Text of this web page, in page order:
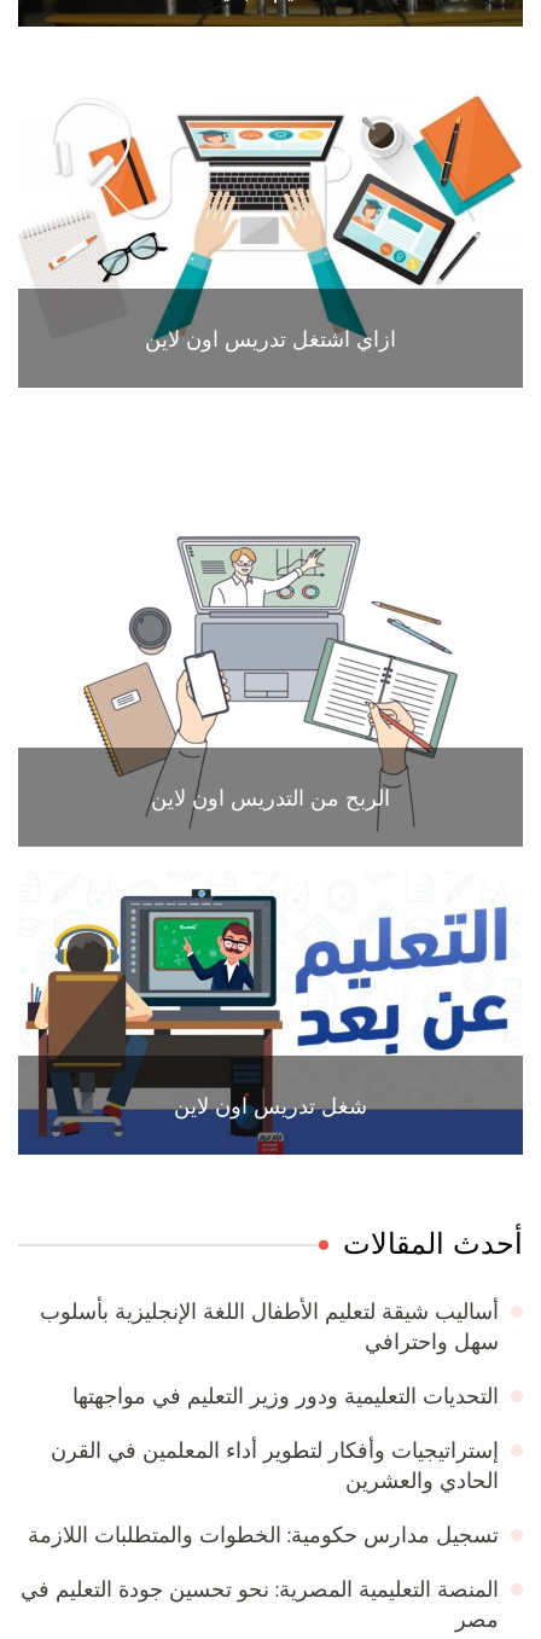
ازاي اشتغل تدريس اون لاين
الربح من التدريس اون لاين
شغل تدريس اون لاين
أحدث المقالات
أساليب شيقة لتعليم الأطفال اللغة الإنجليزية بأسلوب
سهل واحترافي
التحديات التعليمية ودور وزير التعليم في مواجهتها
إستراتيجيات وأفكار لتطوير أداء المعلمين في القرن
الحادي والعشرين
تسجيل مدارس حكومية: الخطوات والمتطلبات اللازمة
المنصة التعليمية المصرية: نحو تحسين جودة التعليم في
مصر